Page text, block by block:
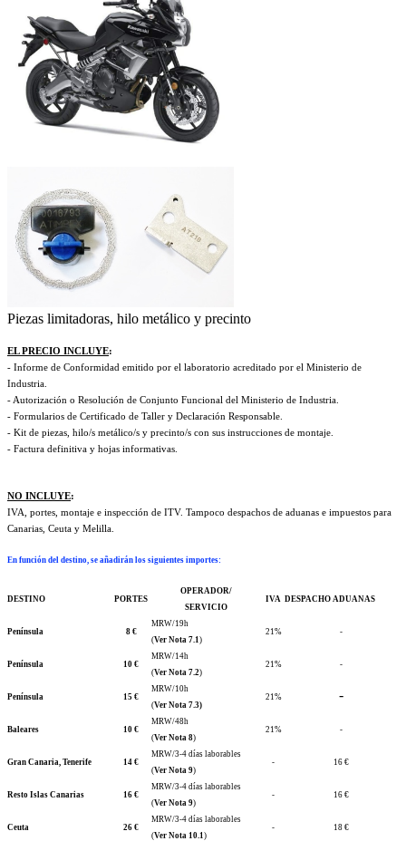
Piezas limitadoras, hilo metálico y precinto
EL PRECIO INCLUYE:
- Informe de Conformidad emitido por el laboratorio acreditado por el Ministerio de
Industria.
- Autorización o Resolución de Conjunto Funcional del Ministerio de Industria.
- Formularios de Certificado de Taller y Declaración Responsable.
- Kit de piezas, hilo/s metálico/s y precinto/s con sus instrucciones de montaje.
- Factura definitiva y hojas informativas.
NO INCLUYE:
IVA, portes, montaje e inspección de ITV. Tampoco despachos de aduanas e impuestos para
Canarias, Ceuta y Melilla.
En función del destino, se añadirán los siguientes importes:
DESTINO PORTES
OPERADOR/
SERVICIO
IVA DESPACHO ADUANAS
Península 8 €
MRW/19h
(Ver Nota 7.1 )
21% -
Península 10 €
MRW/14h
(Ver Nota 7.2)
21% -
Península 15 €
MRW/10h
(Ver Nota 7.3)
21% -
Baleares 10 €
MRW/48h
(Ver Nota 8)
21% -
Gran Canaria, Tenerife 14 €
MRW/3-4 días laborables
(Ver Nota 9)
- 16 €
Resto Islas Canarias 16 €
MRW/3-4 días laborables
(Ver Nota 9)
- 16 €
Ceuta 26 €
MRW/3-4 días laborables
(Ver Nota 10.1 )
- 18 €